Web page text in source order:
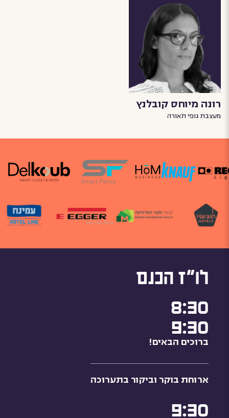
רונה מיוחס קובלנץ
מעצבת גופי תאורה
לו"ז הכנס
8:30
9:30
ברוכים הבאים!
ארוחת בוקר וביקור בתערוכה
9:30